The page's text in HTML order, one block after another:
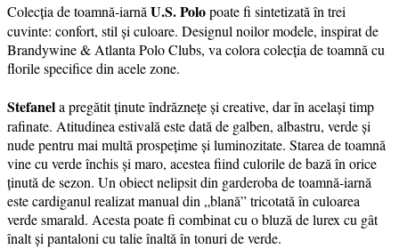
Colecția de toamnă-iarnăU.S. Polopoate fi sintetizată în trei
cuvinte: confort, stil și culoare. Designul noilor modele, inspirat de
Brandywine & Atlanta Polo Clubs, va colora colecția de toamnă cu
florile specifice din acele zone.
Stefanela pregătit ținute îndrăznețe și creative, dar în același timp
rafinate. Atitudinea estivală este dată de galben, albastru, verde și
nude pentru mai multă prospețime și luminozitate. Starea de toamnă
vine cu verde închis și maro, acestea fiind culorile de bază în orice
ținută de sezon. Un obiect nelipsit din garderoba de toamnă-iarnă
este cardiganul realizat manual din „blană” tricotată în culoarea
verde smarald. Acesta poate fi combinat cu o bluză de lurex cu gât
înalt și pantaloni cu talie înaltă în tonuri de verde.